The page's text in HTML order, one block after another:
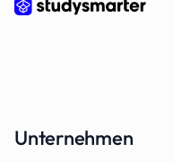
Unternehmen